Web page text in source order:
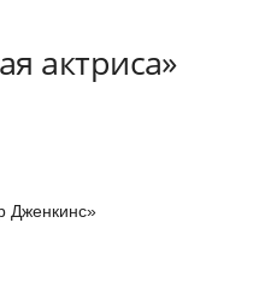
актриса»
Дженкинс»